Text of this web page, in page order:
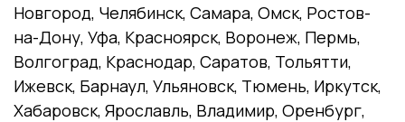
Новгород, Челябинск, Самара, Омск, Ростов-
на-Дону, Уфа, Красноярск, Воронеж, Пермь,
Волгоград, Краснодар, Саратов, Тольятти,
Ижевск, Барнаул, Ульяновск, Тюмень, Иркутск,
Хабаровск, Ярославль, Владимир, Оренбург,